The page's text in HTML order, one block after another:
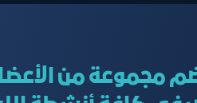
مجموعة من